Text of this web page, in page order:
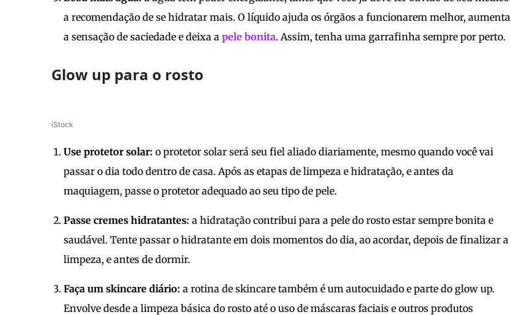
a recomendação de se hidratar mais. O líquido ajuda os órgãos a funcionarem melhor, aumenta
a sensação de saciedade e deixa a pele bonita. Assim, tenha uma garrafinha sempre por perto.
Glow up para o rosto
iStock
Use protetor solar: o protetor solar será seu fiel aliado diariamente, mesmo quando você vai
passar o dia todo dentro de casa. Após as etapas de limpeza e hidratação, e antes da
maquiagem, passe o protetor adequado ao seu tipo de pele.
Passe cremes hidratantes: a hidratação contribui para a pele do rosto estar sempre bonita e
saudável. Tente passar o hidratante em dois momentos do dia, ao acordar, depois de finalizar a
limpeza, e antes de dormir.
Faça um skincare diário: a rotina de skincare também é um autocuidado e parte do glow up.
Envolve desde a limpeza básica do rosto até o uso de máscaras faciais e outros produtos